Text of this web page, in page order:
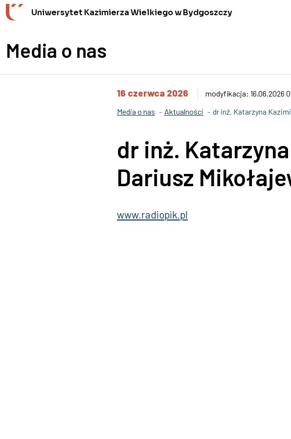
Przejdź do wyszukiwarki
Przejdź do treści
Przejdź do stopki - Kontakt
Uniwersytet Kazimierza Wielkiego w Bydgoszczy
Media o nas
16 czerwca 2026
modyfikacja: 16.06.2026
Media o nas
Aktualności dr inż. Katarzyna
dr inż.
Dariusz
www.radiopik.pl